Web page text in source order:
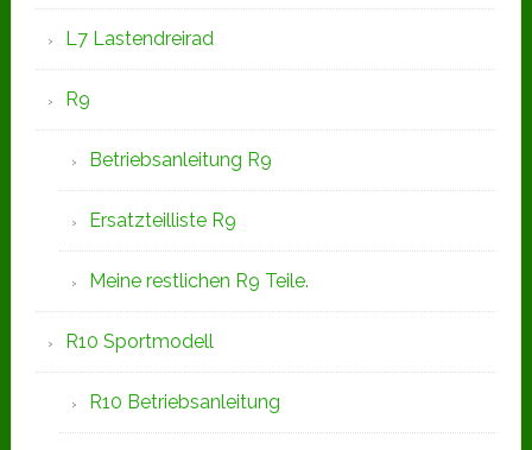
L7 Lastendreirad
R9
Betriebsanleitung R9
Ersatzteilliste R9
Meine restlichen R9 Teile.
R10 Sportmodell
R10 Betriebsanleitung